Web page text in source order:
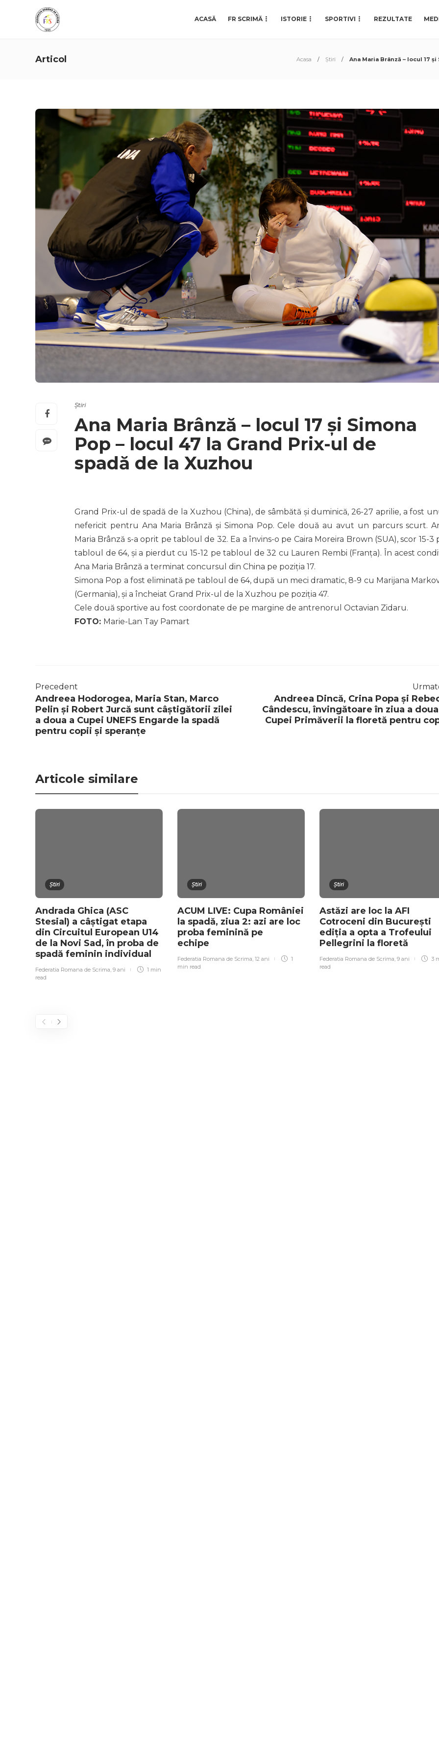
ACASĂ FR SCRIMĂ ISTORIE SPORTIVI REZULTATE
Articol Acasa Știri Ana Maria Brânză – locul 17
Știri
Ana Maria Brânză – locul 17 și Simona
Pop – locul 47 la Grand Prix-ul de
spadă de la Xuzhou
Grand Prix-ul de spadă de la Xuzhou (China), de sâmbătă și duminică, 26-27 aprilie, a fost
nefericit pentru Ana Maria Brânză și Simona Pop. Cele două au avut un parcurs scurt.
Maria Brânză s-a oprit pe tabloul de 32. Ea a învins-o pe Caira Moreira Brown (SUA), scor 15-3
tabloul de 64, și a pierdut cu 15-12 pe tabloul de 32 cu Lauren Rembi (Franța). În acest
Ana Maria Brânză a terminat concursul din China pe poziția 17.
Simona Pop a fost eliminată pe tabloul de 64, după un meci dramatic, 8-9 cu Marijana
(Germania), și a încheiat Grand Prix-ul de la Xuzhou pe poziția 47.
Cele două sportive au fost coordonate de pe margine de antrenorul Octavian Zidaru.
FOTO: Marie-Lan Tay Pamart
Precedent
Andreea Hodorogea, Maria Stan, Marco
Pelin și Robert Jurcă sunt câștigătorii zilei
a doua a Cupei UNEFS Engarde la spadă
pentru copii și speranțe
Andreea Dincă, Crina Popa și
Cândescu, învingătoare în ziua a
Cupei Primăverii la floretă pentru
Articole similare
Știri
Andrada Ghica (ASC
Stesial) a câștigat etapa
din Circuitul European U14
de la Novi Sad, în proba de
spadă feminin individual
Federatia Romana de Scrima, 9 ani
1 min
read
Știri
ACUM LIVE: Cupa României
la spadă, ziua 2: azi are loc
proba feminină pe
echipe
Federatia Romana de Scrima, 12 ani
1
min read
Știri
Astăzi are loc la AFI
Cotroceni din București
ediția a opta a Trofeului
Pellegrini la floretă
Federatia Romana de Scrima, 9 ani
3
read